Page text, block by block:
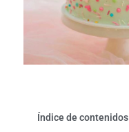
Índice de contenidos